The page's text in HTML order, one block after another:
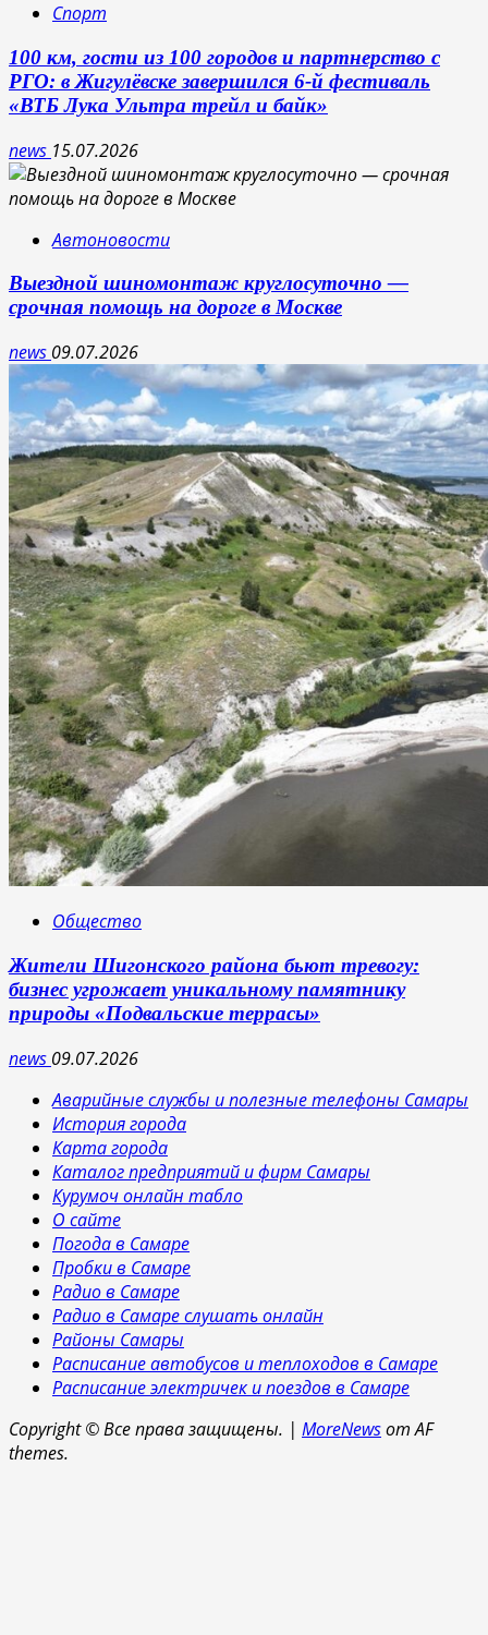
Спорт
100 км, гости из 100 городов и партнерство с
РГО: в Жигулёвске завершился 6-й фестиваль
«ВТБ Лука Ультра трейл и байк»
news 15.07.2026
Автоновости
Выездной шиномонтаж круглосуточно —
срочная помощь на дороге в Москве
news 09.07.2026
Общество
Жители Шигонского района бьют тревогу:
бизнес угрожает уникальному памятнику
природы «Подвальские террасы»
news 09.07.2026
Аварийные службы и полезные телефоны Самары
История города
Карта города
Каталог предприятий и фирм Самары
Курумоч онлайн табло
О сайте
Погода в Самаре
Пробки в Самаре
Радио в Самаре
Радио в Самаре слушать онлайн
Районы Самары
Расписание автобусов и теплоходов в Самаре
Расписание электричек и поездов в Самаре
Copyright © Все права защищены. | MoreNewsот AF
themes.